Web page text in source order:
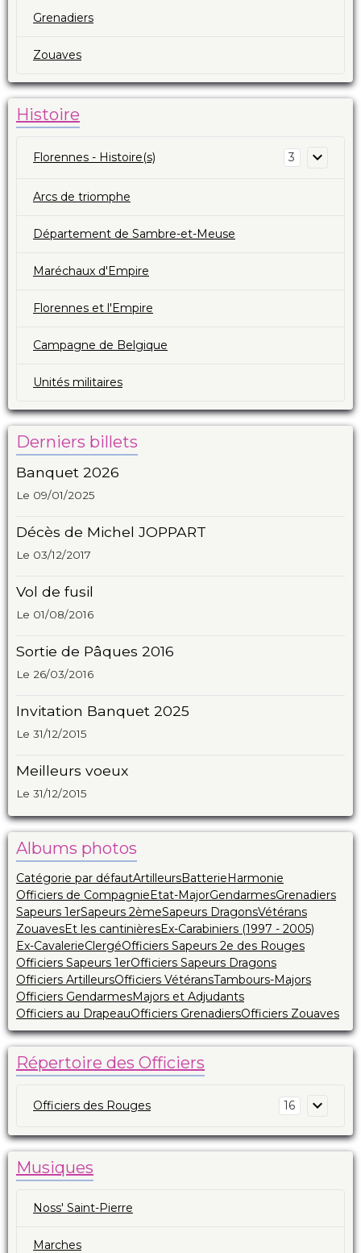
Grenadiers
Zouaves
Histoire
Florennes - Histoire(s) 3
Arcs de triomphe
Département de Sambre-et-Meuse
Maréchaux d'Empire
Florennes et l'Empire
Campagne de Belgique
Unités militaires
Derniers billets
Banquet 2026
Le 09/01/2025
Décès de Michel JOPPART
Le 03/12/2017
Vol de fusil
Le 01/08/2016
Sortie de Pâques 2016
Le 26/03/2016
Invitation Banquet 2025
Le 31/12/2015
Meilleurs voeux
Le 31/12/2015
Albums photos
Catégorie par défautArtilleursBatterieHarmonie
Officiers de CompagnieEtat-MajorGendarmesGrenadiers
Sapeurs 1erSapeurs 2èmeSapeurs DragonsVétérans
ZouavesEt les cantinièresEx-Carabiniers (1997 - 2005)
Ex-CavalerieClergéOfficiers Sapeurs 2e des Rouges
Officiers Sapeurs 1erOfficiers Sapeurs Dragons
Officiers ArtilleursOfficiers VétéransTambours-Majors
Officiers GendarmesMajors et Adjudants
Officiers au DrapeauOfficiers GrenadiersOfficiers Zouaves
Répertoire des Officiers
Officiers des Rouges 16
Musiques
Noss' Saint-Pierre
Marches